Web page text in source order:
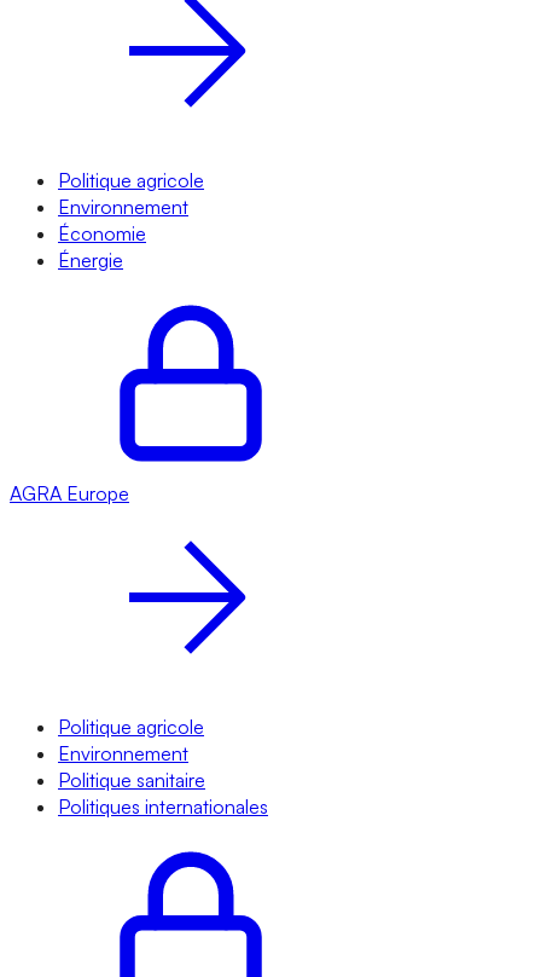
Politique agricole
Environnement
Économie
Énergie
AGRA Europe
Politique agricole
Environnement
Politique sanitaire
Politiques internationales